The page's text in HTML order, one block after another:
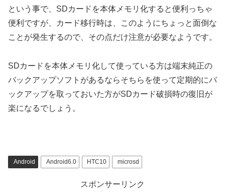
という事で、SDカードを本体メモリ化すると便利っちゃ
便利ですが、カード移行時は、このようにちょっと面倒な
ことが発生するので、その点だけ注意が必要なようです。
SDカードを本体メモリ化して使っている方は端末純正の
バックアップソフトがあるならそちらを使って定期的にバ
ックアップを取っておいた方がSDカード破損時の復旧が
楽になるでしょう。
Android Android6.0 HTC10 microsd
スポンサーリンク